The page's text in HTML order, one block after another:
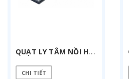
Q
UẠT LY TÂM NỒI HƠI Y6-30-7.5C-7.5 KW
CHI TIẾT